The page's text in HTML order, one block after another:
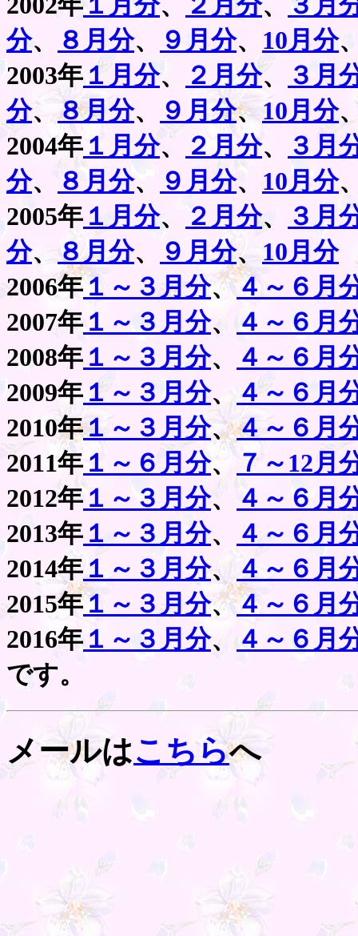
分、 ８月分、 ９月分、 10月分
2003年 １月分、 ２月分、
３月
分、 ８月分、 ９月分、 10月分
2004年 １月分、 ２月分、
３月
分、 ８月分、 ９月分、 10月分
2005年 １月分、 ２月分、
３月
分、 ８月分、 ９月分、 10月分
2006年１～３月分、４～６月
2007年１～３月分、
４～６月
2008年 １～３月分、
４～６月
2009年 １～３月分、
４～６月
2010年１～３月分、４～６月
2011年 １～６月分、
７～12月
2012年１～３月分、
４～６月
2013年 １～３月分、
４～６月
2014年 １～３月分、
４～６月
2015年１～３月分、４～６月
2016年１～３月分、
４～６月
です。
メールはこちらへ